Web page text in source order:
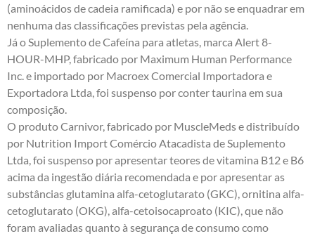
(aminoácidos de cadeia ramificada) e por não se enquadrar em
nenhuma das classificações previstas pela agência.
Já o Suplemento de Cafeína para atletas, marca Alert 8-
HOUR-MHP, fabricado por Maximum Human Performance
Inc. e importado por Macroex Comercial Importadora e
Exportadora Ltda, foi suspenso por conter taurina em sua
composição.
O produto Carnivor, fabricado por MuscleMeds e distribuído
por Nutrition Import Comércio Atacadista de Suplemento
Ltda, foi suspenso por apresentar teores de vitamina B12 e B6
acima da ingestão diária recomendada e por apresentar as
substâncias glutamina alfa-cetoglutarato (GKC), ornitina alfa-
cetoglutarato (OKG), alfa-cetoisocaproato (KIC), que não
foram avaliadas quanto à segurança de consumo como